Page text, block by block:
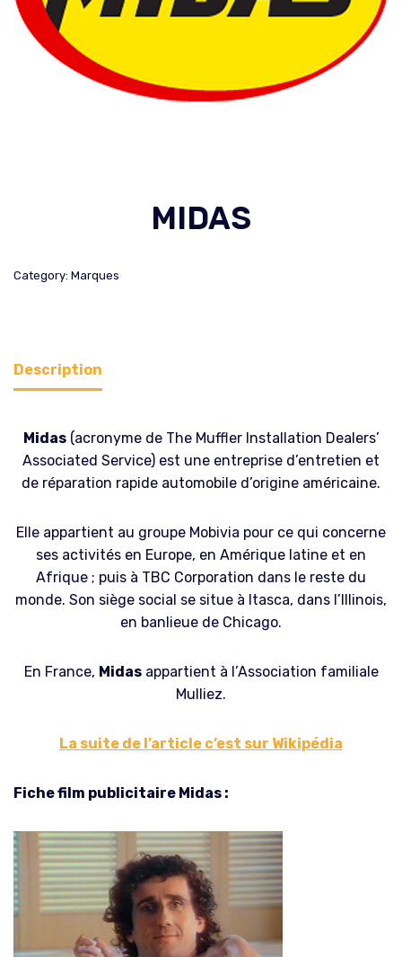
MIDAS
Category: Marques
Description
Midas(acronyme de The Muffler Installation Dealers’
Associated Service) est une entreprise d’entretien et
de réparation rapide automobile d’origine américaine.
Elle appartient au groupe Mobivia pour ce qui concerne
ses activités en Europe, en Amérique latine et en
Afrique ; puis à TBC Corporation dans le reste du
monde. Son siège social se situe à Itasca, dans l’Illinois,
en banlieue de Chicago.
En France, Midasappartient à l’Association familiale
Mulliez.
La suite de l’article c’est sur Wikipédia
Fiche film publicitaire Midas :